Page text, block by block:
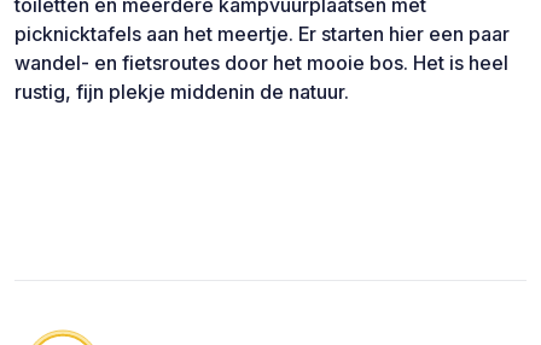
picknicktafels aan het meertje. Er starten hier een paar
wandel- en fietsroutes door het mooie bos. Het is heel
rustig, fijn plekje middenin de natuur.